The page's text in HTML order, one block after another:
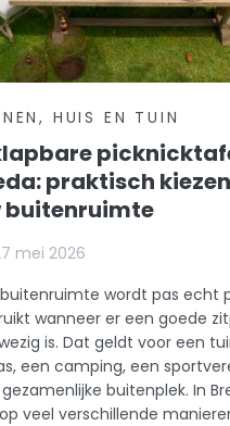
HUIS EN TUIN
praktisch
buitenruimte
mei 2026
buitenruimte wordt pas echt
wanneer er een goede
is. Dat geldt voor een
een camping, een
buitenplek. In
veel verschillende